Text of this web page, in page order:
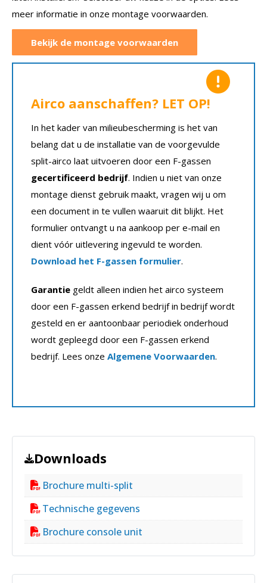
meer informatie in onze montage voorwaarden.
Bekijk de montage voorwaarden
Airco aanschaffen? LET OP!
In het kader van milieubescherming is het van
belang dat u de installatie van de voorgevulde
split-airco laat uitvoeren door een F-gassen
gecertificeerd bedrijf. Indien u niet van onze
montage dienst gebruik maakt, vragen wij u om
een document in te vullen waaruit dit blijkt. Het
formulier ontvangt u na aankoop per e-mail en
dient vóór uitlevering ingevuld te worden.
Download het F-gassen formulier.
Garantie geldt alleen indien het airco systeem
door een F-gassen erkend bedrijf in bedrijf wordt
gesteld en er aantoonbaar periodiek onderhoud
wordt gepleegd door een F-gassen erkend
bedrijf. Lees onze Algemene Voorwaarden.
Downloads
Brochure multi-split
Technische gegevens
Brochure console unit